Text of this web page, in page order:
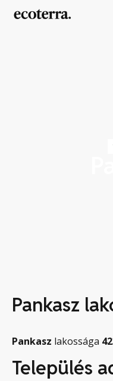
Pankasz
Pankasz lakossága
Település